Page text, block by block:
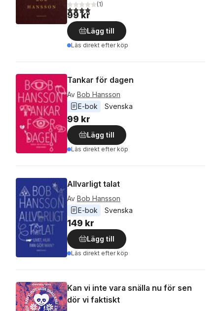
4,0utav 5 stjärnor. Totalt antal röster:
(1)
99 kr
Lägg till
Läs direkt efter köp
Tankar för dagen
Av Bob Hansson
E-bok
Svenska
99 kr
Lägg till
Läs direkt efter köp
Allvarligt talat
Av Bob Hansson
E-bok
Svenska
149 kr
Lägg till
Läs direkt efter köp
Kan vi inte vara snälla nu för sen
dör vi faktiskt